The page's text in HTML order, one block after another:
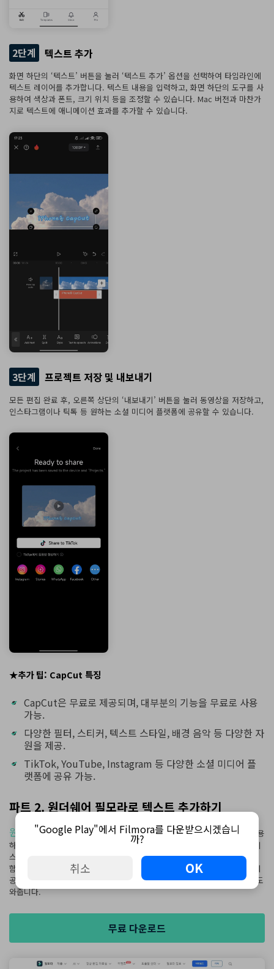
2단계 텍스트 추가
화면 하단의 ‘텍스트’ 버튼을 눌러 ‘텍스트 추가’ 옵션을 선택하여 타임라인에
텍스트 레이어를 추가합니다. 텍스트 내용을 입력하고, 화면 하단의 도구를 사
용하여 색상과 폰트, 크기 위치 등을 조정할 수 있습니다. Mac 버전과 마찬가
지로 텍스트에 애니메이션 효과를 추가할 수 있습니다.
3단계 프로젝트 저장 및 내보내기
모든 편집 완료 후, 오른쪽 상단의 ‘내보내기’ 버튼을 눌러 동영상을 저장하고,
인스타그램이나 틱톡 등 원하는 소셜 미디어 플랫폼에 공유할 수 있습니다.
★추가 팁: CapCut 특징
CapCut은 무료로 제공되며, 대부분의 기능을 무료로 사용
가능.
다양한 필터, 스티커, 텍스트 스타일, 배경 음악 등 다양한 자
원을 제공.
TikTok, YouTube, Instagram 등 다양한 소셜 미디어 플
랫폼에 공유 가능.
파트 2. 원더쉐어 필모라로 텍스트 추가하기
원더쉐어 필모라는 비디오 편집 초보자와 중급 사용자를 위해 설계된 사용
하기 쉬운 비디오 편집 소프트웨어입니다. 직관적인 드래그 앤 드롭 인터페이
스를 제공하며, 다양한 편집 도구와 효과, 필터, 전환, 오디오 편집 기능을 포
함하고 있습니다. 필모라는 사용자 친화적인 디자인과 함께 강력한 기능을 제
공하여, 비디오 제작 과정에서 창의적인 아이디어를 쉽게 구현할 수 있도록 도
와줍니다.
무료 다운로드
"Google Play"에서 Filmora를 다운받으시겠습니
까?
취소 OK